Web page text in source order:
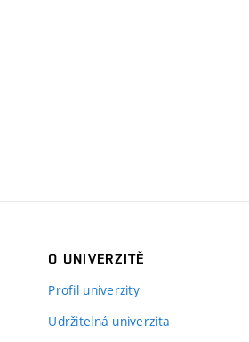
O UNIVERZITĚ
Profil univerzity
Udržitelná univerzita